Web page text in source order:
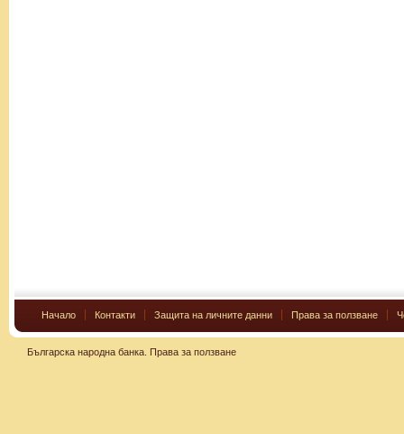
Начало Контакти Защита на личните данни Права за ползване
Българска народна банка. Права за ползване